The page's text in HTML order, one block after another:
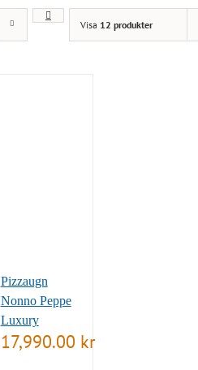
Visa 12 produkter
Pizzaugn
Nonno Peppe
Luxury
17,990.00 kr